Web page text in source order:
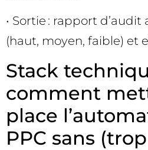
• Sortie : rapport
(haut, moyen, faible) et
Stack
comment
place
PPC sans